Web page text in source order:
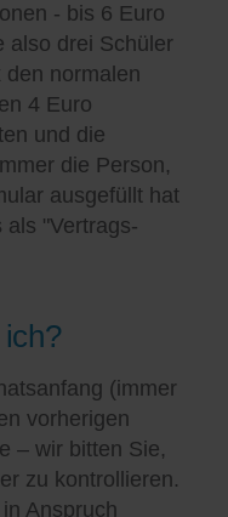
- bis 6 Euro
also drei Schüler
normalen
4 Euro
und die
die Person,
ausgefüllt hat
als "Vertrags-
(immer
vorherigen
– wir bitten Sie,
zu kontrollieren.
Anspruch